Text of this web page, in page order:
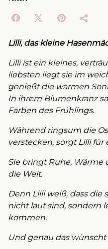
Lilli, das kleine
Lilli ist ein kleines,
liebsten liegt sie im
genießt die warmen
In ihrem Blumenkranz
Farben des Frühlings.
Während ringsum die
verstecken, sorgt Lilli für
Sie bringt Ruhe, Wärme
die Welt.
Denn Lilli weiß, dass die
nicht laut sind, sondern
kommen.
Und genau das wünscht